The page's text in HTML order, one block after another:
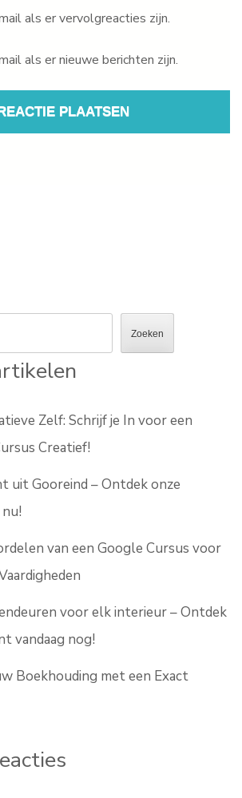
als er vervolgreacties zijn.
als er nieuwe berichten zijn.
Zoeken
Zelf: Schrijf je In voor een
Creatief!
uit Gooreind – Ontdek onze
van een Google Cursus voor
voor elk interieur – Ontdek
vandaag nog!
Boekhouding met een Exact